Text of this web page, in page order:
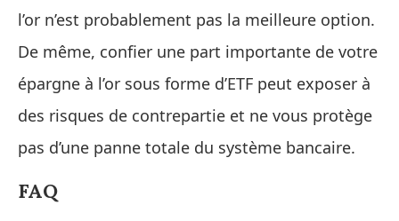
l’or n’est probablement pas la meilleure option.
De même, confier une part importante de votre
épargne à l’or sous forme d’ETF peut exposer à
des risques de contrepartie et ne vous protège
pas d’une panne totale du système bancaire.
FAQ